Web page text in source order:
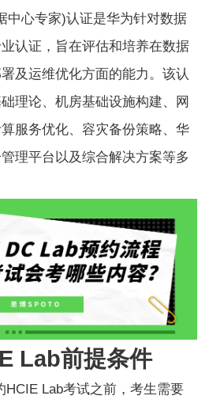
中心专家)认证是华为针对数据
认证，旨在评估和培养在数据
及运维优化方面的能力。该认
理论、机房基础设施构建、网
服务优化、容灾备份策略、华
理平台以及综合解决方案等多
Lab前提条件
HCIE Lab考试之前，考生需要